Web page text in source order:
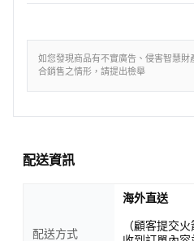
如您發現商品有不實廣告、侵害智慧財
合銷售之情形，請提出檢舉
配送資訊
配送方式
海外直送
（顧客提交